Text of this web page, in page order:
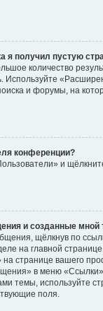
я получил пустую
количество
Используйте
и форумы, на
конференции?
и
и созданные
щёлкнув по
на главной
на странице вашего
в меню «Ссылки»
темы, используйте
поля.